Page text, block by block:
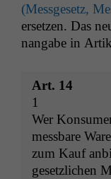
(Mess­ge­setz,
erset­zen. Das
nangabe in
Art. 14
1
Wer
mess­bare
zum Kauf
geset­zlichen